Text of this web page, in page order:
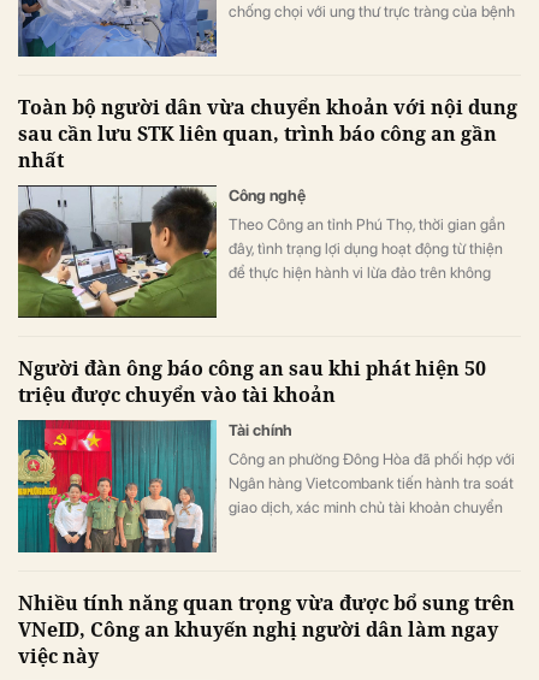
chống chọi với ung thư trực tràng của bệnh
đi dài lên TP.HCM.
Toàn bộ người dân vừa chuyển khoản với nội dung
sau cần lưu STK liên quan, trình báo công an gần
nhất
Công nghệ
Theo Công an tỉnh Phú Thọ, thời gian gần
đây, tình trạng lợi dụng hoạt động từ thiện
để thực hiện hành vi lừa đảo trên không
Người đàn ông báo công an sau khi phát hiện 50
triệu được chuyển vào tài khoản
Tài chính
Công an phường Đông Hòa đã phối hợp với
Ngân hàng Vietcombank tiến hành tra soát
giao dịch, xác minh chủ tài khoản chuyển
Nhiều tính năng quan trọng vừa được bổ sung trên
VNeID, Công an khuyến nghị người dân làm ngay
việc này